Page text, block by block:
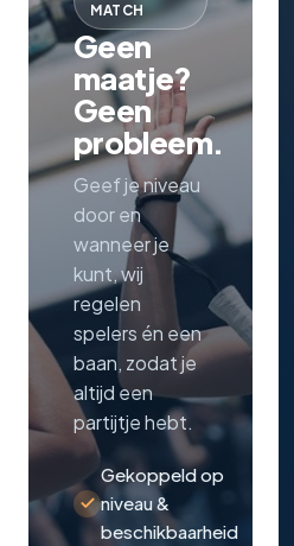
MATCH
Geen
maatje?
Geen
probleem.
Geef je niveau
door en
wanneer je
kunt, wij
regelen
spelers én een
baan, zodat je
altijd een
partijtje hebt.
Gekoppeld op
niveau &
beschikbaarheid